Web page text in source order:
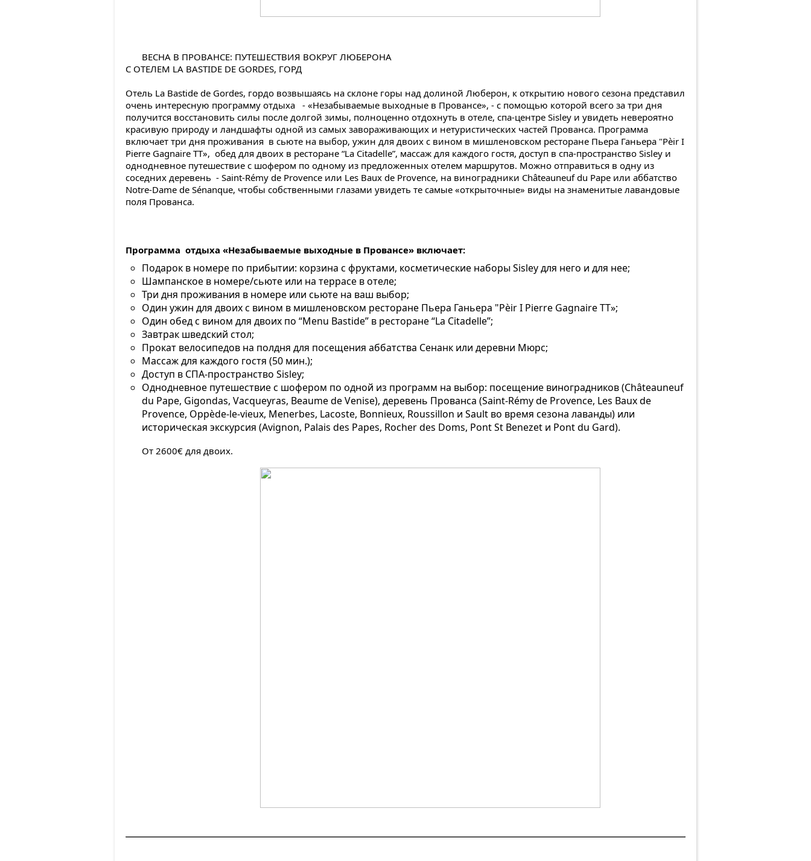
ВЕСНА В ПРОВАНСЕ: ПУТЕШЕСТВИЯ ВОКРУГ ЛЮБЕРОНА
С ОТЕЛЕМ LA BASTIDE DE GORDES, ГОРД
Отель La Bastide de Gordes, гордо возвышаясь на склоне горы над долиной Люберон, к открытию нового сезона представил
очень интересную программу отдыха - «Незабываемые выходные в Провансе», - с помощью которой всего за три дня
получится восстановить силы после долгой зимы, полноценно отдохнуть в отеле, спа-центре Sisley и увидеть невероятно
красивую природу и ландшафты одной из самых завораживающих и нетуристических частей Прованса. Программа
включает три дня проживания в сьюте на выбор, ужин для двоих с вином в мишленовском ресторане Пьера Ганьера "Pèir I
Pierre Gagnaire TT», обед для двоих в ресторане “La Citadelle”, массаж для каждого гостя, доступ в спа-пространство Sisley и
однодневное путешествие с шофером по одному из предложенных отелем маршрутов. Можно отправиться в одну из
соседних деревень - Saint-Rémy de Provence или Les Baux de Provence, на виноградники Châteauneuf du Pape или аббатство
Notre-Dame de Sénanque, чтобы собственными глазами увидеть те самые «открыточные» виды на знаменитые лавандовые
поля Прованса.
Программа отдыха «Незабываемые выходные в Провансе» включает:
Подарок в номере по прибытии: корзина с фруктами, косметические наборы Sisley для него и для нее;
Шампанское в номере/сьюте или на террасе в отеле;
Три дня проживания в номере или сьюте на ваш выбор;
Один ужин для двоих с вином в мишленовском ресторане Пьера Ганьера "Pèir I Pierre Gagnaire TT»;
Один обед с вином для двоих по “Menu Bastide” в ресторане “La Citadelle”;
Завтрак шведский стол;
Прокат велосипедов на полдня для посещения аббатства Сенанк или деревни Мюрс;
Массаж для каждого гостя (50 мин.);
Доступ в СПА-пространство Sisley;
Однодневное путешествие с шофером по одной из программ на выбор: посещение виноградников (Châteauneuf
du Pape, Gigondas, Vacqueyras, Beaume de Venise), деревень Прованса (Saint-Rémy de Provence, Les Baux de
Provence, Oppède-le-vieux, Menerbes, Lacoste, Bonnieux, Roussillon и Sault во время сезона лаванды) или
историческая экскурсия (Avignon, Palais des Papes, Rocher des Doms, Pont St Benezet и Pont du Gard).
От 2600€ для двоих.